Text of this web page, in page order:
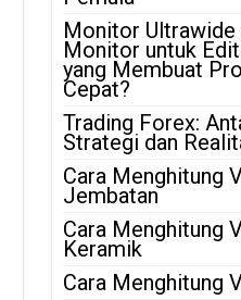
Monitor Ultrawide
Monitor untuk
yang Membuat
Cepat?
Trading Forex:
Strategi dan
Cara Menghitung
Jembatan
Cara Menghitung
Keramik
Cara Menghitung